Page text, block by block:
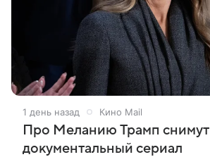
1 день назад Кино Mail
Про Меланию Трамп снимут
документальный сериал